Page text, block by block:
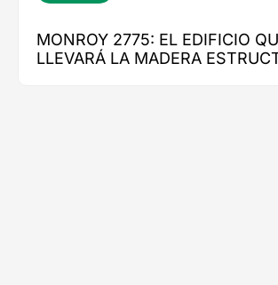
MONROY 2775: EL EDIFICIO
LLEVARÁ LA MADERA